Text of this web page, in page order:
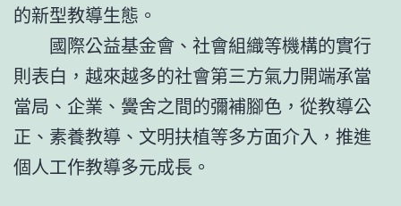
的新型教導生態。
國際公益基金會、社會組織等機構的實行
則表白，越來越多的社會第三方氣力開端承當
當局、企業、黌舍之間的彌補腳色，從教導公
正、素養教導、文明扶植等多方面介入，推進
個人工作教導多元成長。